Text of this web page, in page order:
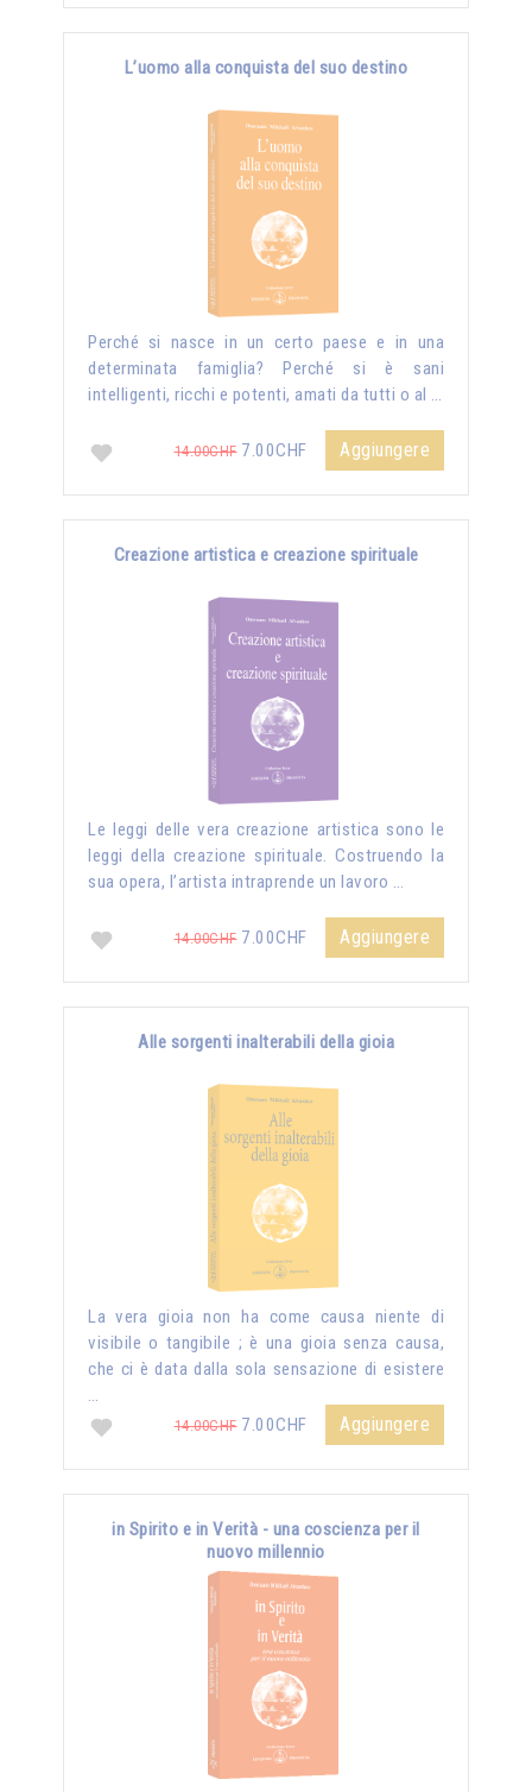
L’uomo alla conquista del suo destino
Perché si nasce in un certo paese e in una
determinata famiglia? Perché si è sani
intelligenti, ricchi e potenti, amati da tutti o al …
14.00CHF7.00CHF Aggiungere
Creazione artistica e creazione spirituale
Le leggi delle vera creazione artistica sono le
leggi della creazione spirituale. Costruendo la
sua opera, l’artista intraprende un lavoro …
14.00CHF7.00CHF Aggiungere
Alle sorgenti inalterabili della gioia
La vera gioia non ha come causa niente di
visibile o tangibile ; è una gioia senza causa,
che ci è data dalla sola sensazione di esistere
…
14.00CHF7.00CHF Aggiungere
in Spirito e in Verità - una coscienza per il
nuovo millennio